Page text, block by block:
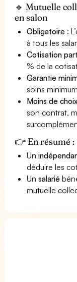
🔹 Mutuelle
en salon
Obligatoire :
à tous les
Cotisation
% de la
Garantie
soins
Moins de
son contrat,
👉 En résumé :
Un
déduire les
Unsalarié
mutuelle